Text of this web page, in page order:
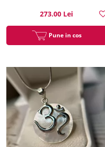
273.00 Lei
Pune in cos